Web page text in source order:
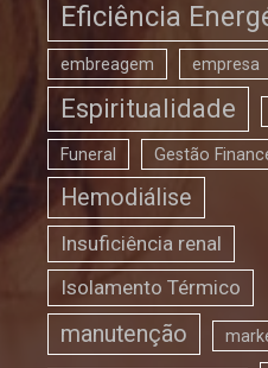
Eficiência
embreagem empresa
Espiritualidade
Funeral Gestão
Hemodiálise
Insuficiência renal
Isolamento Térmico
manutenção